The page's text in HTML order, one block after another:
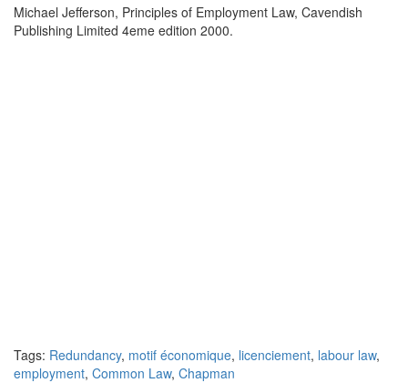
Michael Jefferson, Principles of Employment Law, Cavendish
Publishing Limited 4eme edition 2000.
Tags: Redundancy, motif économique, licenciement, labour law,
employment, Common Law, Chapman